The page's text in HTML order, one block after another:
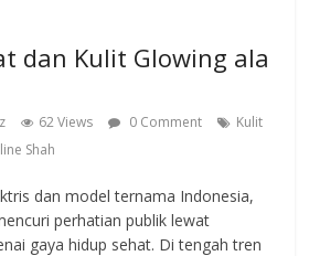
dan Kulit Glowing ala
62 Views 0 Comment
Kulit
Shah
dan model ternama Indonesia,
perhatian publik lewat
gaya hidup sehat. Di tengah tren